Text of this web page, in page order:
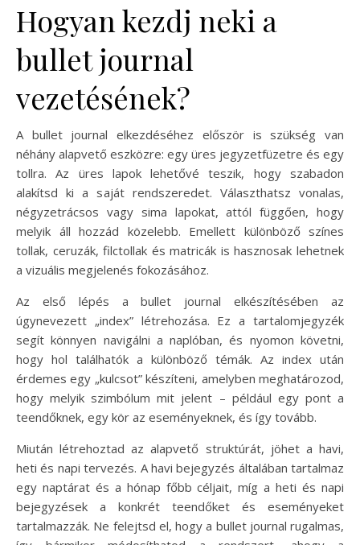
Hogyan kezdj neki a
bullet journal
vezetésének?
A bullet journal elkezdéséhez először is szükség van
néhány alapvető eszközre: egy üres jegyzetfüzetre és egy
tollra. Az üres lapok lehetővé teszik, hogy szabadon
alakítsd ki a saját rendszeredet. Választhatsz vonalas,
négyzetrácsos vagy sima lapokat, attól függően, hogy
melyik áll hozzád közelebb. Emellett különböző színes
tollak, ceruzák, filctollak és matricák is hasznosak lehetnek
a vizuális megjelenés fokozásához.
Az első lépés a bullet journal elkészítésében az
úgynevezett „index” létrehozása. Ez a tartalomjegyzék
segít könnyen navigálni a naplóban, és nyomon követni,
hogy hol találhatók a különböző témák. Az index után
érdemes egy „kulcsot” készíteni, amelyben meghatározod,
hogy melyik szimbólum mit jelent – például egy pont a
teendőknek, egy kör az eseményeknek, és így tovább.
Miután létrehoztad az alapvető struktúrát, jöhet a havi,
heti és napi tervezés. A havi bejegyzés általában tartalmaz
egy naptárat és a hónap főbb céljait, míg a heti és napi
bejegyzések a konkrét teendőket és eseményeket
tartalmazzák. Ne felejtsd el, hogy a bullet journal rugalmas,